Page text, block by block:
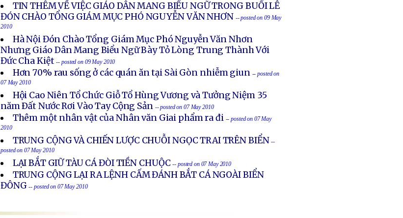
TIN THÊM VỀ VIỆC GIÁO DÂN MANG BIỂU NGỮ TRONG BUỔI LỄ
ĐÓN CHÀO TỔNG GIÁM MỤC PHÓ NGUYỄN VĂN NHƠN -- posted on 09 May
2010
Hà Nội Đón Chào Tổng Giám Mục Phó Nguyễn Văn Nhơn
Nhưng Giáo Dân Mang Biểu Ngữ Bày Tỏ Lòng Trung Thành Với
Đức Cha Kiệt-- posted on 09 May 2010
Hơn 70% rau sống ở các quán ăn tại Sài Gòn nhiễm giun -- posted on
07 May 2010
Hội Cao Niên Tổ Chức Giỗ Tổ Hùng Vương và Tưởng Niệm 35
năm Ðất Nước Rơi Vào Tay Cộng Sản -- posted on 07 May 2010
Thêm một nhân vật của Nhân văn Giai phẩm ra đi -- posted on 07 May
2010
TRUNG CỘNG VÀ CHIẾN LƯỢC CHUỖI NGỌC TRAI TRÊN BIỂN --
posted on 07 May 2010
LẠI BẮT GIỮ TÀU CÁ ĐÒI TIỀN CHUỘC -- posted on 07 May 2010
TRUNG CỘNG LẠI RA LỆNH CẤM ĐÁNH BẮT CÁ NGOÀI BIỂN
ĐÔNG -- posted on 07 May 2010